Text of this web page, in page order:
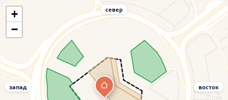
+
−
север
восток
запад